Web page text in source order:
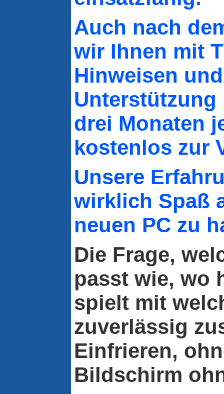
Auch nach
wir Ihnen mit
Hinweisen und
Unterstützung
drei Monaten
kostenlos zur
Unsere
wirklich Spaß
neuen PC zu
Die Frage,
passt wie, wo
spielt mit
zuverlässig
Einfrieren,
Bildschirm